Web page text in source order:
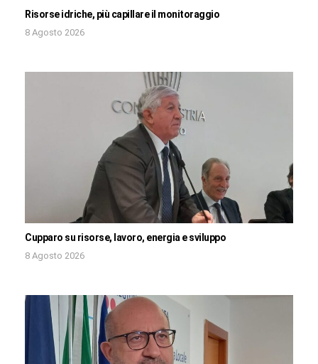
Risorse idriche, più capillare il monitoraggio
8 Agosto 2026
Cupparo su risorse, lavoro, energia e sviluppo
8 Agosto 2026